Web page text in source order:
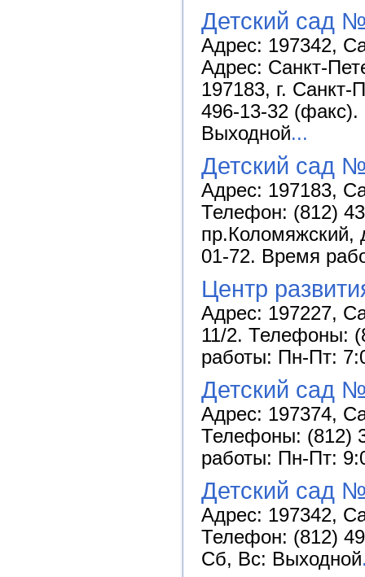
Детский сад
Адрес: 197342,
Адрес: Санкт-
197183, г.
496-13-32
Выходной...
Детский сад
Адрес: 197183,
Телефон: (812)
пр.Коломяжский,
01-72. Время
Центр
Адрес: 197227,
11/2. Телефоны:
работы: Пн-Пт:
Детский сад
Адрес: 197374,
Телефоны: (812)
работы: Пн-Пт:
Детский сад
Адрес: 197342,
Телефон: (812)
Сб, Вс: Выходной